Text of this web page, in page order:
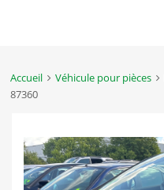
Accueil Véhicule pour pièces
87360